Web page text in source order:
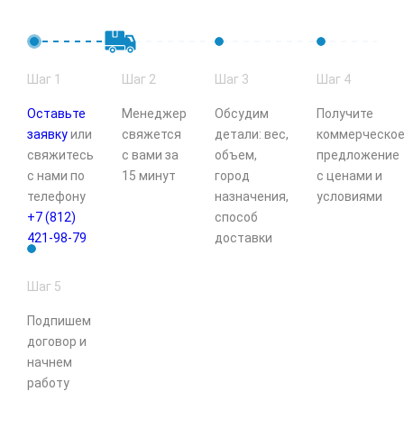
Шаг 1
Оставьте
заявкуили
свяжитесь
с нами по
телефону
+7 (812)
421-98-79
Шаг 2
Менеджер
свяжется
с вами за
15 минут
Шаг 3
Обсудим
детали: вес,
объем,
город
назначения,
способ
доставки
Шаг 4
Получите
коммерческое
предложение
с ценами и
условиями
Шаг 5
Подпишем
договор и
начнем
работу